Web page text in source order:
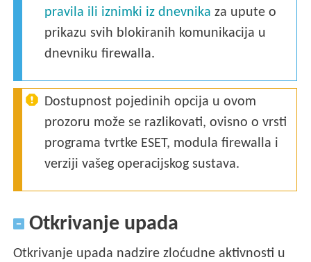
pravila ili iznimki iz dnevnika za upute o
prikazu svih blokiranih komunikacija u
dnevniku firewalla.
Dostupnost pojedinih opcija u ovom
prozoru može se razlikovati, ovisno o vrsti
programa tvrtke ESET, modula firewalla i
verziji vašeg operacijskog sustava.
Otkrivanje upada
Otkrivanje upada nadzire zloćudne aktivnosti u